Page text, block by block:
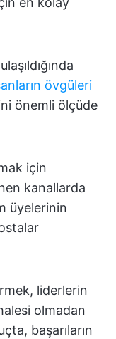
övgüleri
önemli ölçüde
için
kanallarda
üyelerinin
liderlerin
olmadan
başarıların